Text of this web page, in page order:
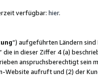
verfügbar: hier.
“) aufgeführten Ländern
die in dieser Ziffer 4 (a)
anspruchsberechtigt sein
Website aufruft und (2) der